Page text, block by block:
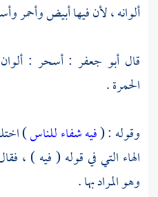
ألوانه ، لأن فيها أبيض وأحمر
قالأبو جعفر : أسحر :
الحمرة .
وقوله : (فيه شفاء للناس)
الهاء التي في قوله ( فيه ) ،
وهو المراد بها .